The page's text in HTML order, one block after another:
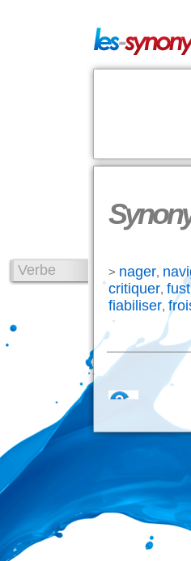
Verbe > nager,
critiquer,
fiabiliser,